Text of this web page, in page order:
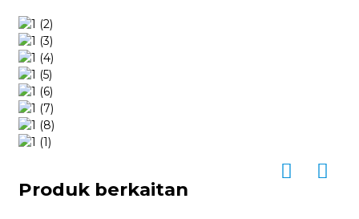
Produk berkaitan